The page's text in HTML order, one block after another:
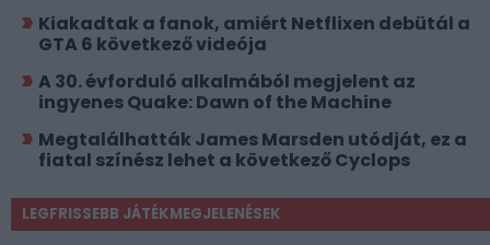
Kiakadtak a fanok, amiért Netflixen debütál a
GTA 6 következő videója
A 30. évforduló alkalmából megjelent az
ingyenes Quake: Dawn of the Machine
Megtalálhatták James Marsden utódját, ez a
fiatal színész lehet a következő Cyclops
LEGFRISSEBB JÁTÉKMEGJELENÉSEK